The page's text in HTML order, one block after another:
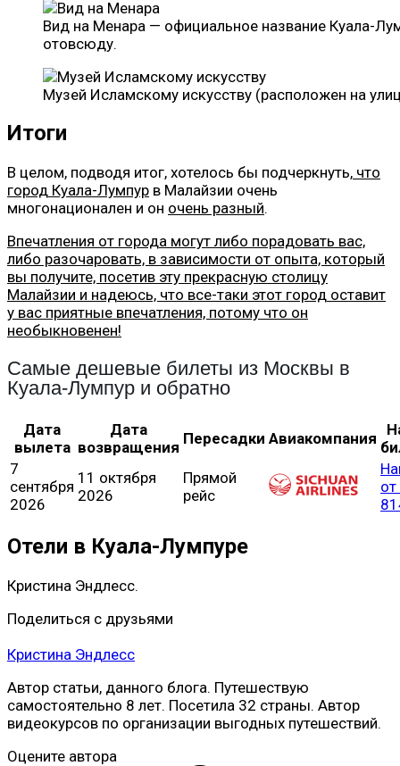
Вид на Менара — официальное название Куала-
отовсюду.
Музей Исламскому искусству (расположен на
Итоги
В целом, подводя итог, хотелось бы подчеркнуть, что
город Куала-Лумпур в Малайзии очень
многонационален и он очень разный.
Впечатления от города могут либо порадовать вас,
либо разочаровать, в зависимости от опыта, который
вы получите, посетив эту прекрасную столицу
Малайзии и надеюсь, что все-таки этот город оставит
у вас приятные впечатления, потому что он
необыкновенен!
Самые дешевые билеты из Москвы в
Куала-Лумпур и обратно
Дата
вылета
Дата
возвращения Пересадки Авиакомпания
7
сентября
2026
11 октября
2026
Прямой
рейс
Отели в Куала-Лумпуре
Кристина Эндлесс.
Поделиться с друзьями
Кристина Эндлесс
Автор статьи, данного блога. Путешествую
самостоятельно 8 лет. Посетила 32 страны. Автор
видеокурсов по организации выгодных путешествий.
Оцените автора